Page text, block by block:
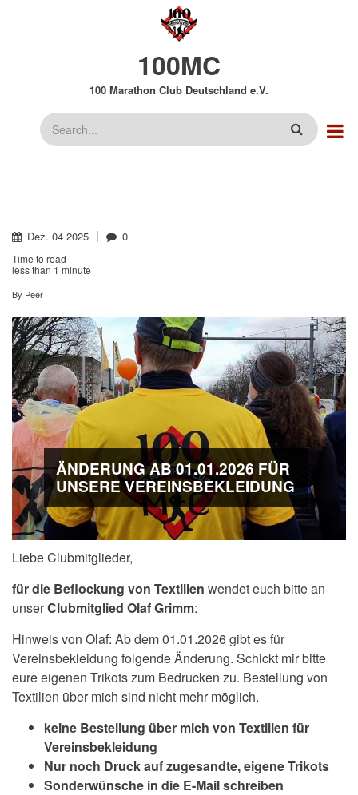
100MC
100 Marathon Club Deutschland e.V.
Suche
Dez. 04 2025 0
Time to read
less than 1 minute
By Peer
ÄNDERUNG AB 01.01.2026 FÜR
UNSERE VEREINSBEKLEIDUNG
Liebe Clubmitglieder,
für die Beflockung von Textilien wendet euch bitte an
unserClubmitglied Olaf Grimm:
Hinweis von Olaf: Ab dem 01.01.2026 gibt es für
Vereinsbekleidung folgende Änderung. Schickt mir bitte
eure eigenen Trikots zum Bedrucken zu. Bestellung von
Textilien über mich sind nicht mehr möglich.
keine Bestellung über mich von Textilien für
Vereinsbekleidung
Nur noch Druck auf zugesandte, eigene Trikots
Sonderwünsche in die E-Mail schreiben